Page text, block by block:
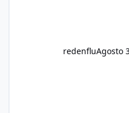
redenfluAgosto